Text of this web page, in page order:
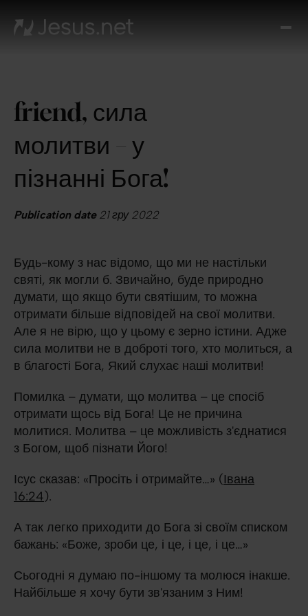
friend, сила
молитви – у
пізнанні Бога!
Publication date21 гру 2022
Будь-кому з нас відомо, що ми не настільки
святі, як могли б. Звичайно, буде природно
думати, що якщо бути святішим, то можна
отримати більше відповідей на свої молитви.
Але я не вірю, що у цьому є зерно істини. Адже
сила молитви не в доброті того, хто молиться, а
в благості Бога, Який слухає наші молитви!
Помилка – думати, що молитва – це спосіб
отримати щось від Бога! Це не причина
молитися. Молитва – це можливість з'єднатися
з Богом, щоб пізнати Його!
Ісус сказав: «Просіть і отримайте…» (Івана
16:24).
А так легко приходити до Бога зі своїм списком
бажань: «Боже, зроби це, і це, і це, і це…»
Сьогодні я думаю по-іншому та молюся інакше.
Найбільше я хочу бути зв'язаним з Ним!